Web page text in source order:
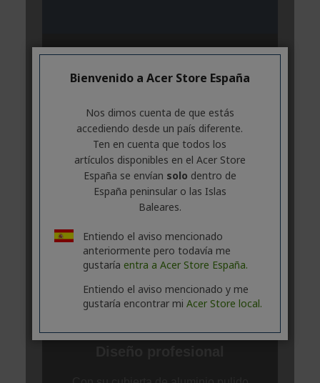
Bienvenido a Acer Store España
Nos dimos cuenta de que estás
accediendo desde un país diferente.
Ten en cuenta que todos los
artículos disponibles en el Acer Store
España se envían solo dentro de
España peninsular o las Islas
Baleares.
Entiendo el aviso mencionado
anteriormente pero todavía me
gustaría entra a Acer Store España.
Entiendo el aviso mencionado y me
gustaría encontrar mi Acer Store local.